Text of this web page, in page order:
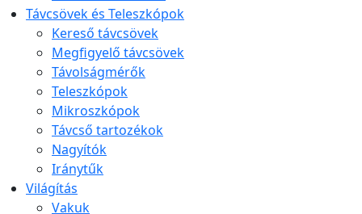
Távcsövek és Teleszkópok
Kereső távcsövek
Megfigyelő távcsövek
Távolságmérők
Teleszkópok
Mikroszkópok
Távcső tartozékok
Nagyítók
Iránytűk
Világítás
Vakuk